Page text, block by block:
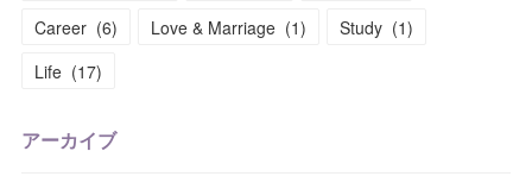
Career (6) Love & Marriage (1) Study (1)
Life (17)
アーカイブ